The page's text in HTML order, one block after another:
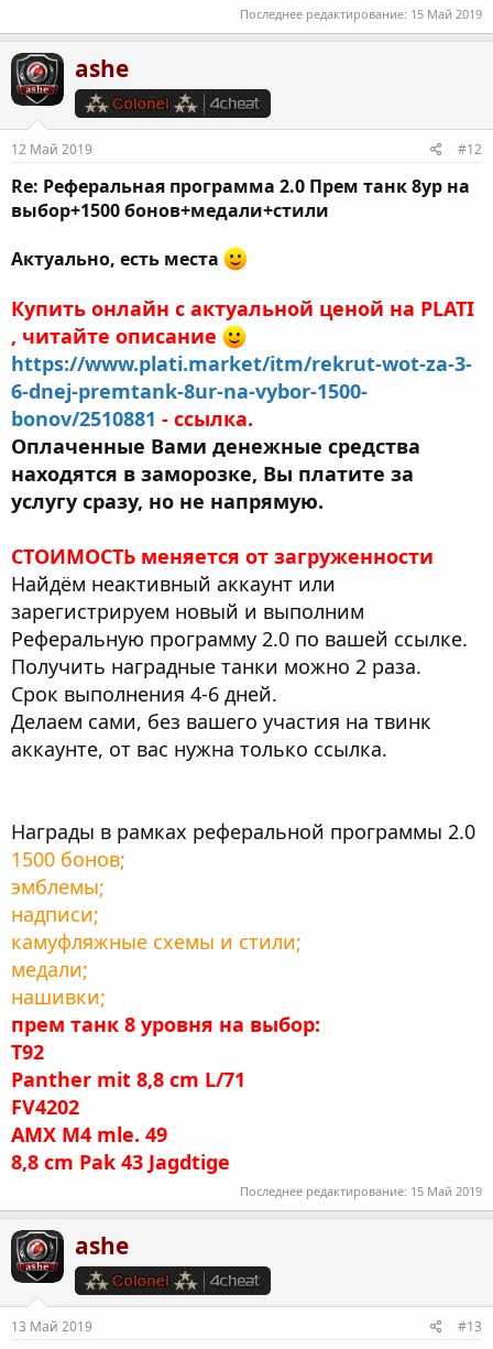
Последнее редактирование: 15 Май 2019
ashe
12 Май 2019 #12
Re: Реферальная программа 2.0 Прем танк 8ур на
выбор+1500 бонов+медали+стили
Актуально, есть места
Купить онлайн с актуальной ценой на PLATI
, читайте описание
https://www.plati.market/itm/rekrut-wot-za-3-
6-dnej-premtank-8ur-na-vybor-1500-
bonov/2510881 - ссылка.
Оплаченные Вами денежные средства
находятся в заморозке, Вы платите за
услугу сразу, но не напрямую.
СТОИМОСТЬ меняется от загруженности
Найдём неактивный аккаунт или
зарегистрируем новый и выполним
Реферальную программу 2.0 по вашей ссылке.
Получить наградные танки можно 2 раза.
Срок выполнения 4-6 дней.
Делаем сами, без вашего участия на твинк
аккаунте, от вас нужна только ссылка.
Награды в рамках реферальной программы 2.0
1500 бонов;
эмблемы;
надписи;
камуфляжные схемы и стили;
медали;
нашивки;
прем танк 8 уровня на выбор:
T92
Panther mit 8,8 cm L/71
FV4202
AMX M4 mle. 49
8,8 cm Pak 43 Jagdtige
Последнее редактирование: 15 Май 2019
ashe
13 Май 2019 #13